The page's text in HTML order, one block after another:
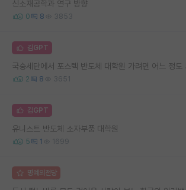
신소재공학과 연구 방향
0 8 3853
김GPT
국숭세단에서 포스텍 반도체 대학원 가려면 어느 정도
2 8 3651
김GPT
유니스트 반도체 소자부품 대학원
5 1 1699
명예의전당